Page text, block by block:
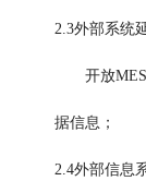
2.3外部系统
开放
据信息；
2.4外部信息